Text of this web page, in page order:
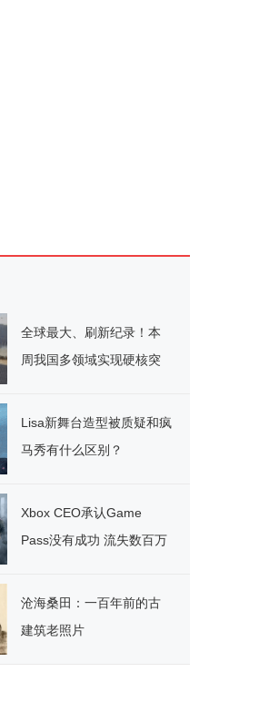
全球最大、刷新纪录！本
周我国多领域实现硬核突
Lisa新舞台造型被质疑和疯
马秀有什么区别？
Xbox CEO承认Game
Pass没有成功 流失数百万
沧海桑田：一百年前的古
建筑老照片